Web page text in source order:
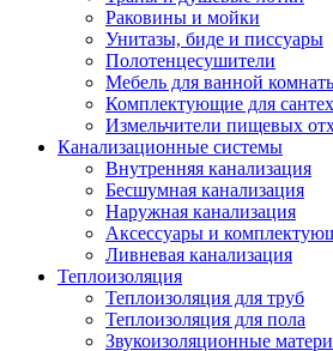
Раковины и мойки
Унитазы, биде и писсуары
Полотенцесушители
Мебель для ванной
Комплектующие для
Измельчители пищевых
Канализационные системы
Внутренняя канализация
Бесшумная канализация
Наружная канализация
Аксессуары и
Ливневая канализация
Теплоизоляция
Теплоизоляция для труб
Теплоизоляция для пола
Звукоизоляционные